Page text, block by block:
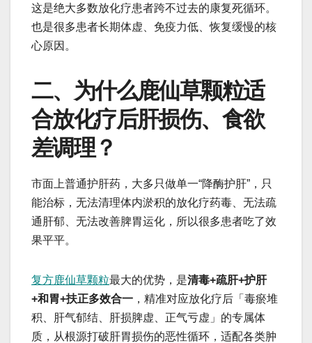
这是绝大多数放化疗患者跨不过去的康复死循环。
也是很多患者长期体虚、免疫力低、恢复缓慢的核
心原因。
二、为什么鹿仙草颗粒适
合放化疗后肝损伤、食欲
差调理？
市面上普通护肝药，大多只做单一“降酶护肝”，只
能治标，无法清理体内淤积的放化疗药毒、无法疏
通肝郁、无法改善脾胃运化，所以很多患者吃了效
果平平。
复方鹿仙草颗粒最大的优势，是清毒+疏肝+护肝
+和胃+扶正多效合一 ，精准对应放化疗后「毒瘀堆
积、肝气郁结、肝损脾虚、正气亏虚」的专属体
质，从根源打破肝胃损伤的恶性循环，适配各类肿